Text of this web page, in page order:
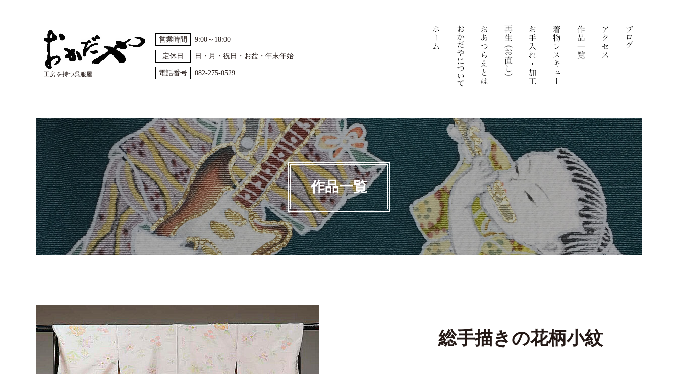
工房を持つ呉服屋
営業時間 9:00～18:00
定休日 日・月・祝日・お盆・年末年始
電話番号 082-275-0529
作品一覧
総手描きの花柄小紋